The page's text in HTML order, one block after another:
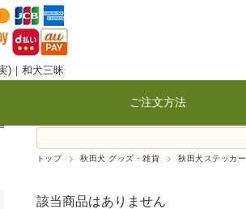
)｜和犬三昧
ご注文方法
トップ 秋田犬 グッズ・雑貨 秋田犬ステッカー
該当商品はありません